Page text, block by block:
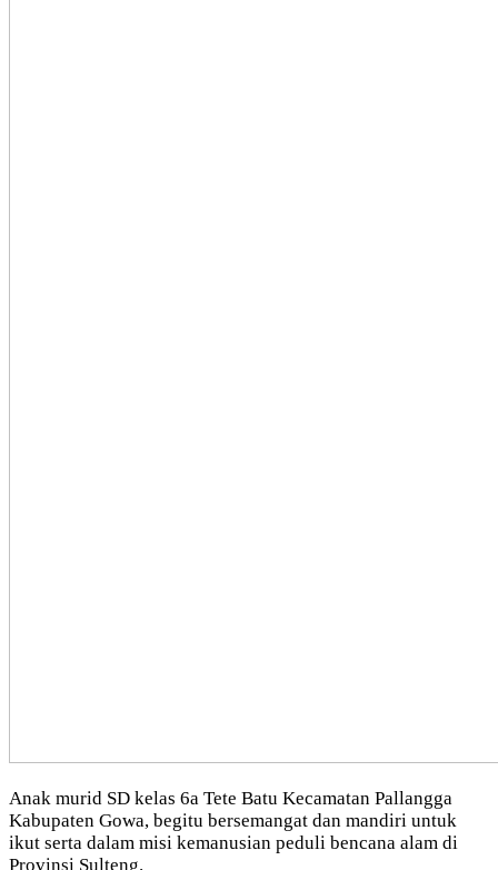
Anak murid SD kelas 6a Tete Batu Kecamatan Pallangga
Kabupaten Gowa, begitu bersemangat dan mandiri untuk
ikut serta dalam misi kemanusian peduli bencana alam di
Provinsi Sulteng.